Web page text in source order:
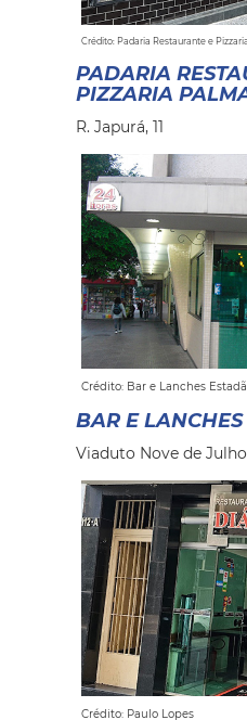
Crédito: Padaria Restaurante e
PADARIA
PIZZARIA
R. Japurá, 11
Crédito: Bar e Lanches
BAR E
Viaduto Nove de
Crédito: Paulo Lopes